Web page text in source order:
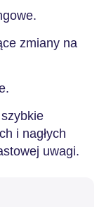
zmiany na
i nagłych
uwagi.